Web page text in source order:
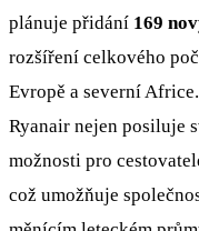
plánuje přidání 169
rozšíření celkového
Evropě a severní
Ryanair nejen posiluje
možnosti pro
což umožňuje